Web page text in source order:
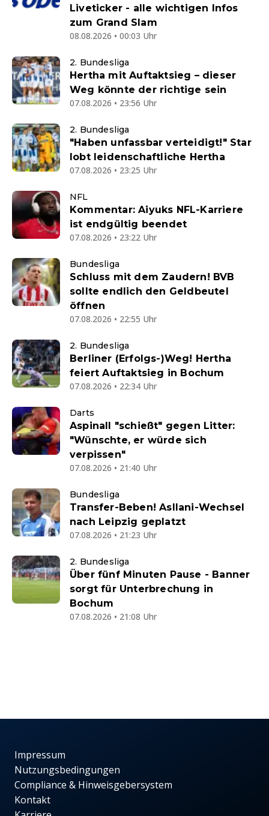
Liveticker - alle wichtigen Infos
zum Grand Slam
08.08.2026 • 00:03 Uhr
2. Bundesliga
Hertha mit Auftaktsieg – dieser
Weg könnte der richtige sein
07.08.2026 • 23:56 Uhr
2. Bundesliga
"Haben unfassbar verteidigt!" Star
lobt leidenschaftliche Hertha
07.08.2026 • 23:25 Uhr
NFL
Kommentar: Aiyuks NFL-Karriere
ist endgültig beendet
07.08.2026 • 23:22 Uhr
Bundesliga
Schluss mit dem Zaudern! BVB
sollte endlich den Geldbeutel
öffnen
07.08.2026 • 22:55 Uhr
2. Bundesliga
Berliner (Erfolgs-)Weg! Hertha
feiert Auftaktsieg in Bochum
07.08.2026 • 22:34 Uhr
Darts
Aspinall "schießt" gegen Litter:
"Wünschte, er würde sich
verpissen"
07.08.2026 • 21:40 Uhr
Bundesliga
Transfer-Beben! Asllani-Wechsel
nach Leipzig geplatzt
07.08.2026 • 21:23 Uhr
2. Bundesliga
Über fünf Minuten Pause - Banner
sorgt für Unterbrechung in
Bochum
07.08.2026 • 21:08 Uhr
Impressum
Nutzungsbedingungen
Compliance & Hinweisgebersystem
Kontakt